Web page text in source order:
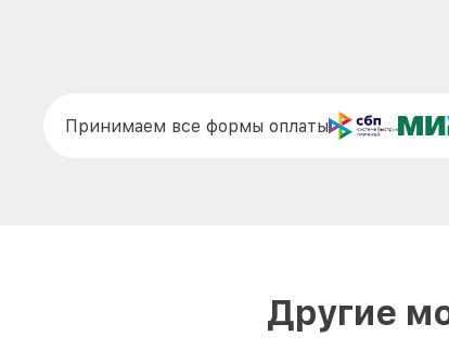
Принимаем все формы оплаты
Другие